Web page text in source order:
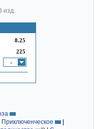
8.25
225
-
изд.
Приключенческое
|